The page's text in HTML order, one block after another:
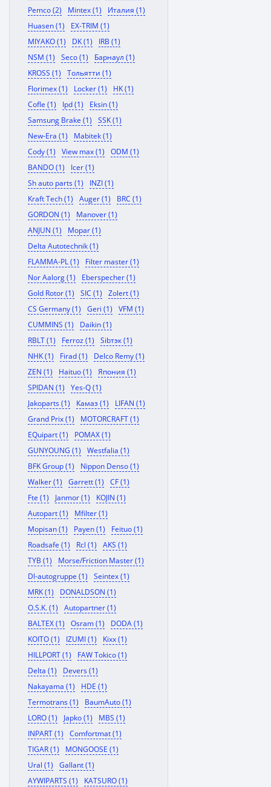
Pemco (2)
Mintex (1)
Италия (1)
Huasen (1)
EX-TRIM (1)
MIYAKO (1)
DK (1)
IRB (1)
NSM (1)
Seco (1)
Барнаул (1)
KROSS (1)
Тольятти (1)
Florimex (1)
Locker (1)
HK (1)
Cofle (1)
Ipd (1)
Eksin (1)
Samsung Brake (1)
SSK (1)
New-Era (1)
Mabitek (1)
Cody (1)
View max (1)
ODM (1)
BANDO (1)
Icer (1)
Sh auto parts (1)
INZI (1)
Kraft Tech (1)
Auger (1)
BRC (1)
GORDON (1)
Manover (1)
ANJUN (1)
Mopar (1)
Delta Autotechnik (1)
FLAMMA-PL (1)
Filter master (1)
Nor Aalorg (1)
Eberspecher (1)
Gold Rotor (1)
SIC (1)
Zolert (1)
CS Germany (1)
Geri (1)
VFM (1)
CUMMINS (1)
Daikin (1)
RBLT (1)
Ferroz (1)
Sibтэк (1)
NHK (1)
Firad (1)
Delco Remy (1)
ZEN (1)
Haituo (1)
Япония (1)
SPIDAN (1)
Yes-Q (1)
Jakoparts (1)
Камаз (1)
LIFAN (1)
Grand Prix (1)
MOTORCRAFT (1)
EQuipart (1)
POMAX (1)
GUNYOUNG (1)
Westfalia (1)
BFK Group (1)
Nippon Denso (1)
Walker (1)
Garrett (1)
CF (1)
Fte (1)
Janmor (1)
KOJIN (1)
Autopart (1)
Mfilter (1)
Mopisan (1)
Payen (1)
Feituo (1)
Roadsafe (1)
Rcl (1)
AKS (1)
TYB (1)
Morse/Friction Master (1)
Dl-autogruppe (1)
Seintex (1)
MRK (1)
DONALDSON (1)
O.S.K. (1)
Autopartner (1)
BALTEX (1)
Osram (1)
DODA (1)
KOITO (1)
IZUMI (1)
Kixx (1)
HILLPORT (1)
FAW Tokico (1)
Delta (1)
Devers (1)
Nakayama (1)
HDE (1)
Termotrans (1)
BaumAuto (1)
LORO (1)
Japko (1)
MBS (1)
INPART (1)
Comfortmat (1)
TIGAR (1)
MONGOOSE (1)
Ural (1)
Gallant (1)
AYWIPARTS (1)
KATSURO (1)